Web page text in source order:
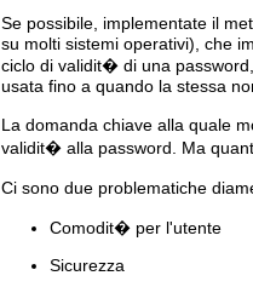
Se possibile, implementate il
su molti sistemi operativi), che
ciclo di validit� di una
usata fino a quando la stessa
La domanda chiave alla quale
validit� alla password. Ma
Ci sono due problematiche
Comodit� per l'utente
Sicurezza